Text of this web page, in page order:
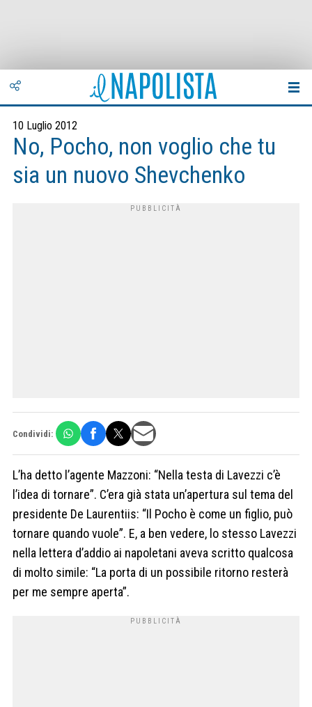
10 Luglio 2012
No, Pocho, non voglio che tu
sia un nuovo Shevchenko
Condividi:
L’ha detto l’agente Mazzoni: “Nella testa di Lavezzi c’è
l’idea di tornare”. C’era già stata un’apertura sul tema del
presidente De Laurentiis: “Il Pocho è come un figlio, può
tornare quando vuole”. E, a ben vedere, lo stesso Lavezzi
nella lettera d’addio ai napoletani aveva scritto qualcosa
di molto simile: “La porta di un possibile ritorno resterà
per me sempre aperta”.